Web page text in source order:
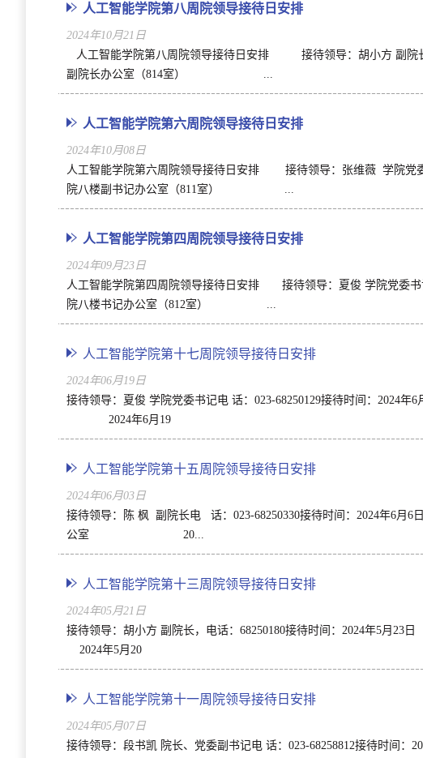
人工智能学院第八周院领导接待日安排
2024年10月21日
人工智能学院第八周院领导接待日安排 接待领导：胡小方 副院
副院长办公室（814室） ...
人工智能学院第六周院领导接待日安排
2024年10月08日
人工智能学院第六周院领导接待日安排 接待领导：张维薇 学院
院八楼副书记办公室（811室） ...
人工智能学院第四周院领导接待日安排
2024年09月23日
人工智能学院第四周院领导接待日安排 接待领导：夏俊 学院党
院八楼书记办公室（812室） ...
人工智能学院第十七周院领导接待日安排
2024年06月19日
接待领导：夏俊 学院党委书记电 话：023-68250129接待时间：
2024年6月19
人工智能学院第十五周院领导接待日安排
2024年06月03日
接待领导：陈 枫 副院长电 话：023-68250330接待时间：2024
公室 20...
人工智能学院第十三周院领导接待日安排
2024年05月21日
接待领导：胡小方 副院长，电话：68250180接待时间：2024年5
2024年5月20
人工智能学院第十一周院领导接待日安排
2024年05月07日
接待领导：段书凯 院长、党委副书记电 话：023-68258812接待时间